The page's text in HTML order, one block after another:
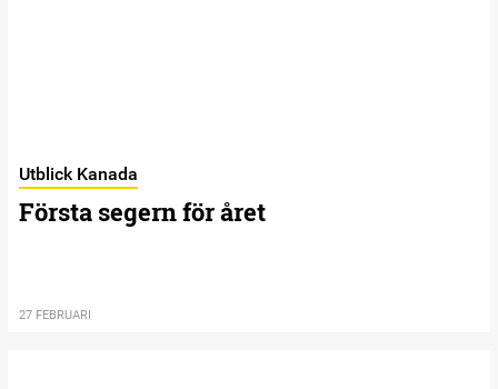
Utblick Kanada
Första segern för året
27 FEBRUARI